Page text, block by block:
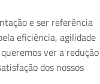
e ser referência
eficiência, agilidade
ver a redução
dos nossos